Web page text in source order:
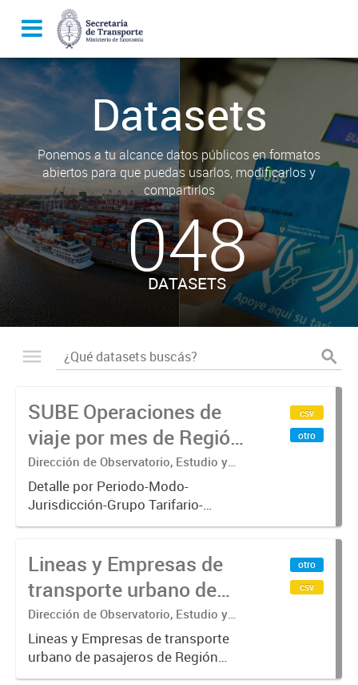
Datasets
Ponemos a tu alcance datos públicos en formatos
abiertos para que puedas usarlos, modificarlos y
compartirlos
048
DATASETS
SUBE Operaciones de
viaje por mes de Región
Metropolitana de
Buenos Aires
Dirección de Observatorio, Estudio y
Sistemas – Ministerio de Transporte
Detalle por Periodo-Modo-
Jurisdicción-Grupo Tarifario-
Empresa-Línea-Tipo de
de viajes del sistema único de
boleto electrónico(SUBE) para el
periodo registrado...
csv
otro
Lineas y Empresas de
transporte urbano de
pasajeros de Región
Metropolitana de
Buenos Aires - SUBE
Dirección de Observatorio, Estudio y
Sistemas – Ministerio de Transporte
Lineas y Empresas de transporte
urbano de pasajeros de Región
Metropolitana de Buenos Aires
otro
csv